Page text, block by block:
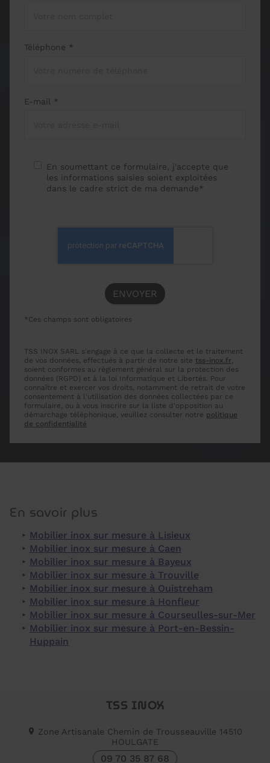
Téléphone *
E-mail *
En soumettant ce formulaire, j'accepte que
les informations saisies soient exploitées
dans le cadre strict de ma demande*
*Ces champs sont obligatoires
TSS INOX SARL s'engage à ce que la collecte et le traitement
de vos données, effectués à partir de notre site tss-inox.fr,
soient conformes au règlement général sur la protection des
données (RGPD) et à la loi Informatique et Libertés. Pour
connaître et exercer vos droits, notamment de retrait de votre
consentement à l'utilisation des données collectées par ce
formulaire, ou à vous inscrire sur la liste d'opposition au
démarchage téléphonique, veuillez consulter notre politique
de confidentialité
En savoir plus
Mobilier inox sur mesure à Lisieux
Mobilier inox sur mesure à Caen
Mobilier inox sur mesure à Bayeux
Mobilier inox sur mesure à Trouville
Mobilier inox sur mesure à Ouistreham
Mobilier inox sur mesure à Honfleur
Mobilier inox sur mesure à Courseulles-sur-Mer
Mobilier inox sur mesure à Port-en-Bessin-
Huppain
TSS INOX
Zone Artisanale Chemin de Trousseauville 14510
HOULGATE
09 70 35 87 68